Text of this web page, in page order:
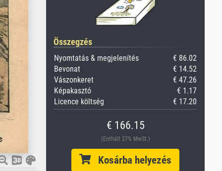
Összegzés
Nyomtatás & megjelenítés
€ 86.02
Bevonat
€ 14.52
Vászonkeret
€ 47.26
Képakasztó
€ 1.17
Licence költség
€ 17.20
€ 166.15
(Enthält 27% MwSt.)
Kosárba helyezés